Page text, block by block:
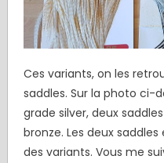
Ces variants, on les
saddles. Sur la photo ci-
grade silver, deux
bronze. Les deux
des variants. Vous me